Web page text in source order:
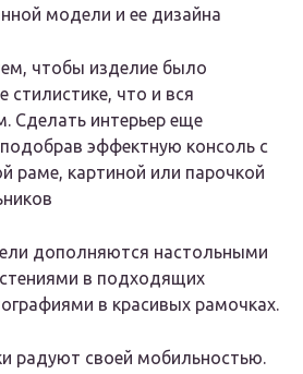
модели и ее дизайна
чтобы изделие было
что и вся
Сделать интерьер еще
эффектную консоль с
раме, картиной или парочкой
дополняются настольными
в подходящих
в красивых рамочках.
радуют своей мобильностью.